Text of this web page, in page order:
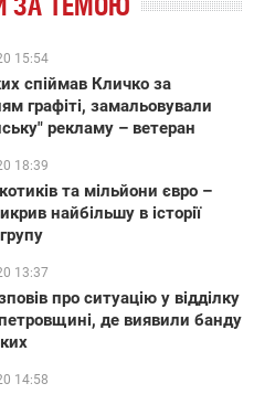
15:54
спіймав Кличко за
графіті, замальовували
рекламу – ветеран
18:39
та мільйони євро –
найбільшу в історії
13:37
про ситуацію у відділку
де виявили банду
14:58